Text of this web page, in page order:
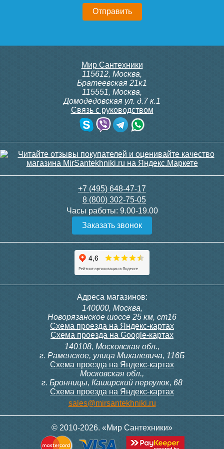
Конвектор ITT.080.200.1300
с решеткой GRILL.SGA-20-
30 665
Конвектор ITT.080.200.1300
с решеткой GRILL.SGA-20-
1300 brown
Конвектор ITT.080.200.1300
с решеткой GRILL.SGW-20-
Конвектор ITT.080.200.1000
с решеткой GRILL.SGW-20-
Конвектор ITT.080.200.1000
с решеткой GRILL.SGW-20-
Конвектор ITT.080.200.900 с
решеткой GRILL.SGA-20-
20 750
Контроллер Siemens RDG
расписание, упр.с пульта)
28 000
Подробнее
ИК пульт управления
Siemens IRA 211
Подробнее
3 950
11, 230В (механ.)
6 000
Мир Сантехники
115612, Москва,
Братеевская 21к1
115551, Москва,
Домодедовская ул. д.7 к.1
Связь с руководством
+7 (495) 648-47-17
8 (800) 302-75-05
Часы работы: 9.00-19.00
Заказать звонок
Адреса магазинов:
140000, Москва,
Новорязанское шоссе 25 км, ст16
Схема проезда на Яндекс-картах
Схема проезда на Google-картах
140108, Московская обл.,
г. Раменское, улица Михалевича, 116Б
Схема проезда на Яндекс-картах
Московская обл.,
г. Бронницы, Каширский переулок, 68
Схема проезда на Яндекс-картах
sales@mirsantekhniki.ru
© 2010-2026. «Мир Сантехники»